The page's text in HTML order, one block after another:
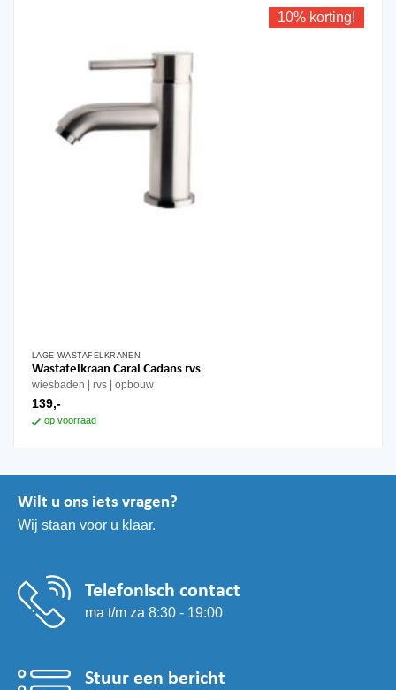
10% korting!
LAGE WASTAFELKRANEN
Wastafelkraan Caral Cadans rvs
wiesbaden rvs opbouw
139,-
op voorraad
Wilt u ons iets vragen?
Wij staan voor u klaar.
Telefonisch contact
ma t/m za 8:30 - 19:00
Stuur een bericht